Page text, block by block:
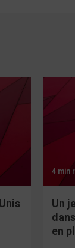
4 min
Un
en